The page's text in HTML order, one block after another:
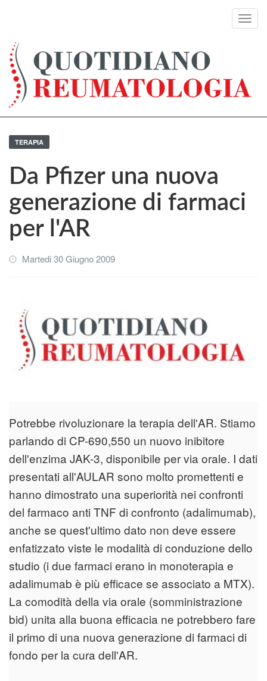
TERAPIA
Da Pfizer una nuova
generazione di farmaci
per l'AR
Martedi 30 Giugno 2009
Potrebbe rivoluzionare la terapia dell'AR. Stiamo
parlando di CP-690,550 un nuovo inibitore
dell'enzima JAK-3, disponibile per via orale. I dati
presentati all'AULAR sono molto promettenti e
hanno dimostrato una superiorità nei confronti
del farmaco anti TNF di confronto (adalimumab),
anche se quest'ultimo dato non deve essere
enfatizzato viste le modalità di conduzione dello
studio (i due farmaci erano in monoterapia e
adalimumab è più efficace se associato a MTX).
La comodità della via orale (somministrazione
bid) unita alla buona efficacia ne potrebbero fare
il primo di una nuova generazione di farmaci di
fondo per la cura dell'AR.